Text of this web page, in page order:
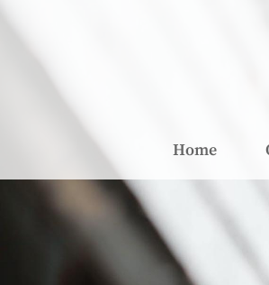
Home